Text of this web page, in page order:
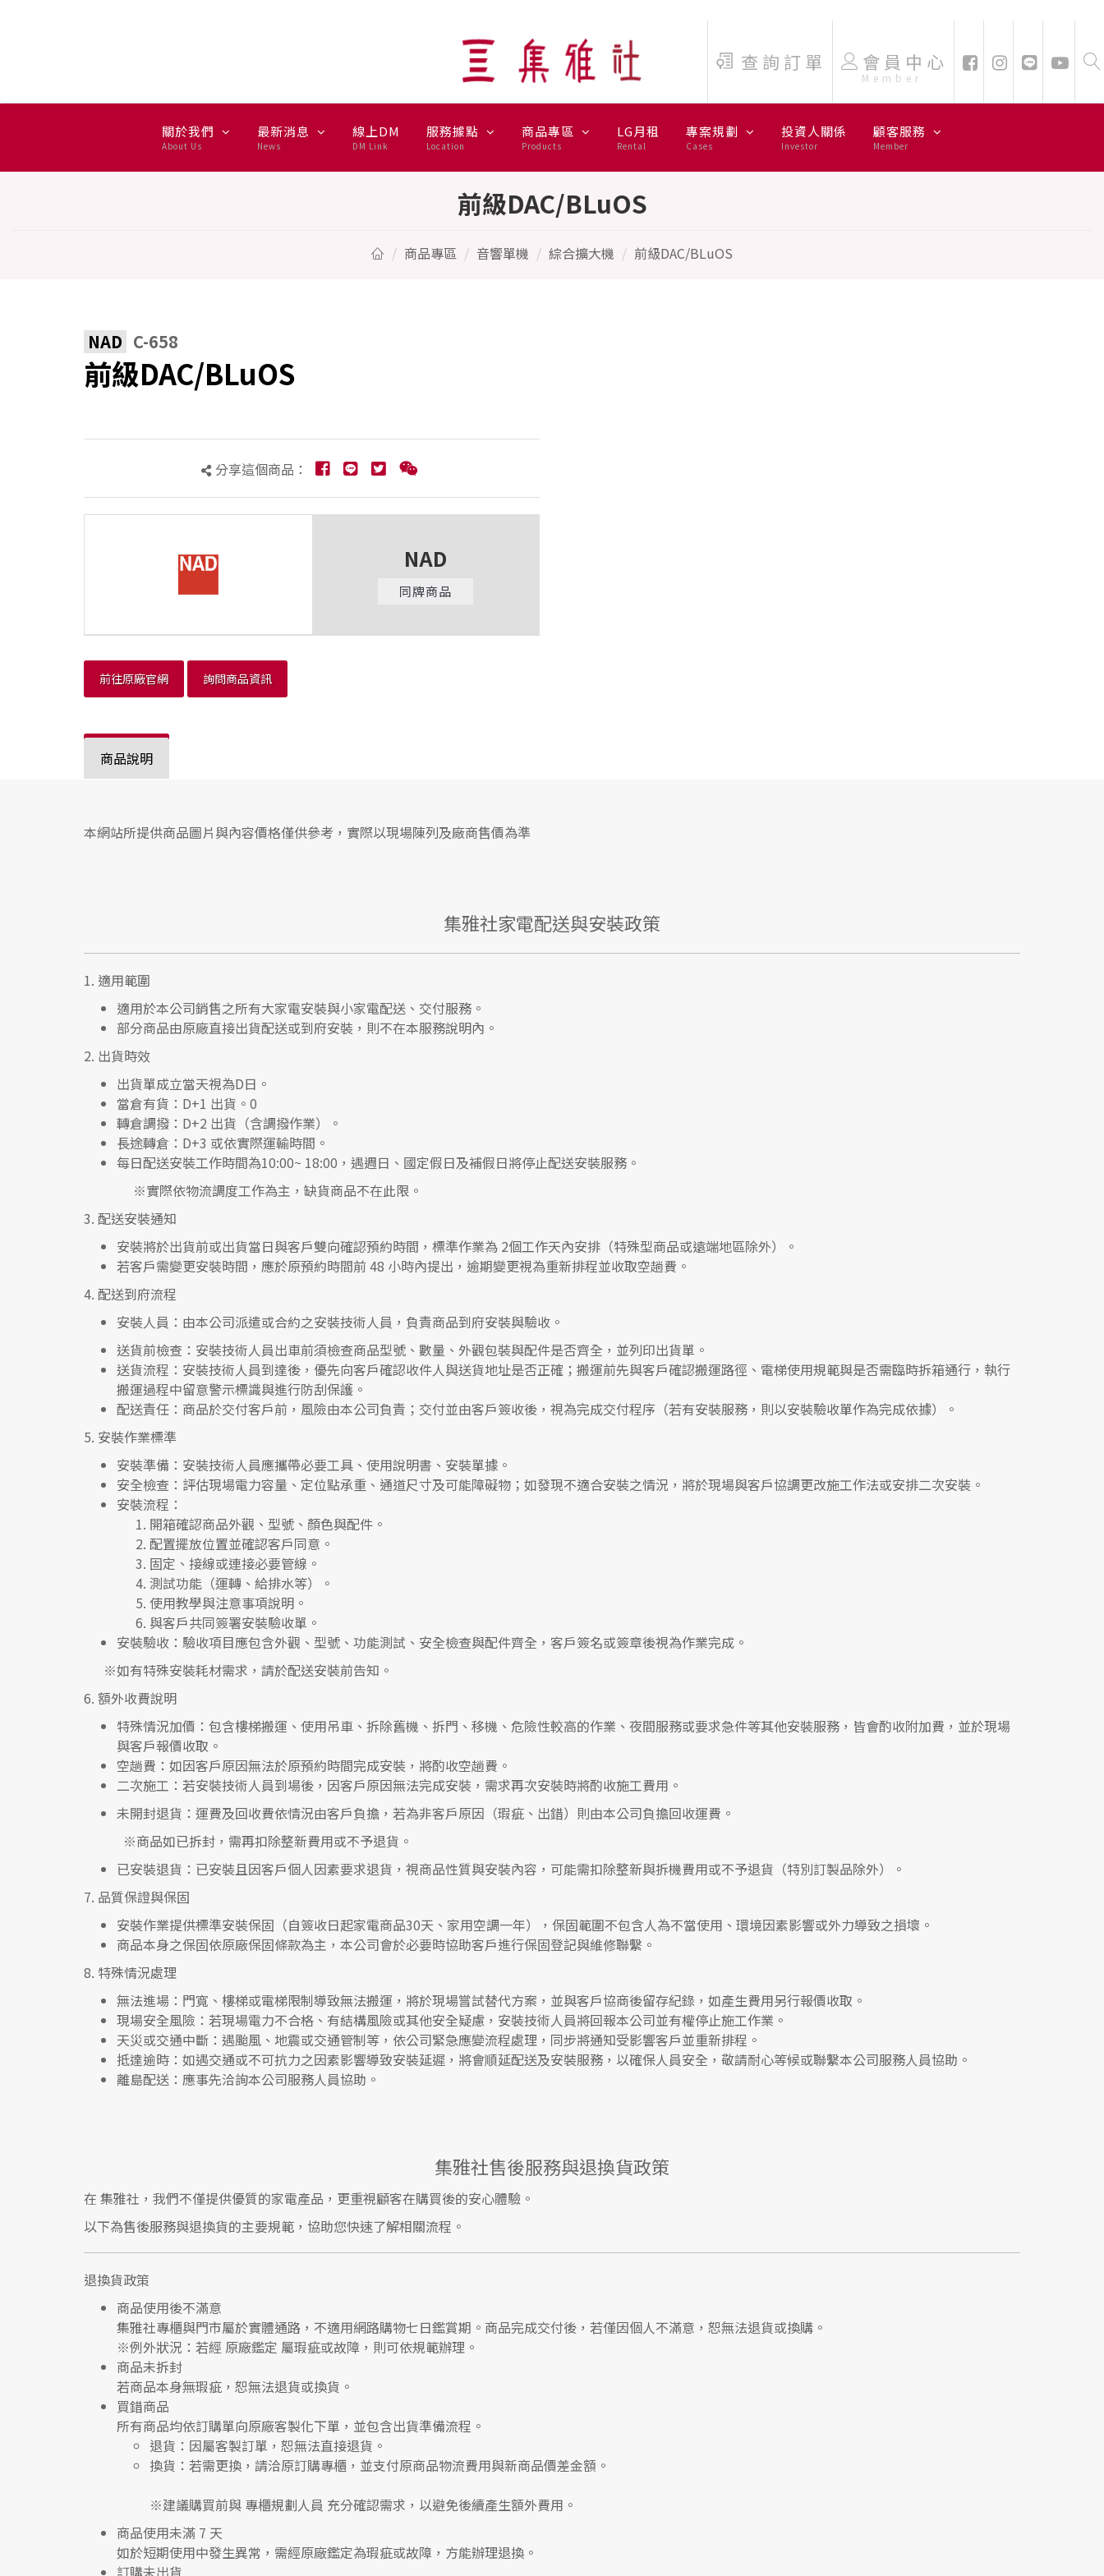
查詢訂單 會員中心
Member
關於我們
About Us
最新消息
News
線上DM
DM Link
服務據點
Location
商品專區
Products
LG月租
Rental
專案規劃
Cases
投資人關係
Investor
顧客服務
Member
前級DAC/BLuOS
商品專區 音響單機 綜合擴大機 前級DAC/BLuOS
NAD C-658
前級DAC/BLuOS
分享這個商品：
NAD
同牌商品
前往原廠官網 詢問商品資訊
商品說明
本網站所提供商品圖片與內容價格僅供參考，實際以現場陳列及廠商售價為準
集雅社家電配送與安裝政策
1. 適用範圍
適用於本公司銷售之所有大家電安裝與小家電配送、交付服務。
部分商品由原廠直接出貨配送或到府安裝，則不在本服務說明內。
2. 出貨時效
出貨單成立當天視為D日。
當倉有貨： D+1 出貨。0
轉倉調撥： D+2 出貨（含調撥作業）。
長途轉倉： D+3 或依實際運輸時間。
每日配送安裝工作時間為10:00~ 18:00，遇週日、國定假日及補假日將停止配送安裝服務。
※實際依物流調度工作為主，缺貨商品不在此限。
3. 配送安裝通知
安裝將於出貨前或出貨當日與客戶雙向確認預約時間，標準作業為 2個工作天內安排（特殊型商品或遠端地區除外）。
若客戶需變更安裝時間，應於原預約時間前 48 小時內提出，逾期變更視為重新排程並收取空趟費。
4. 配送到府流程
安裝人員 ：由本公司派遣或合約之安裝技術人員，負責商品到府安裝與驗收。
送貨前檢查 ：安裝技術人員出車前須檢查商品型號、數量、外觀包裝與配件是否齊全，並列印出貨單。
送貨流程 ：安裝技術人員到達後，優先向客戶確認收件人與送貨地址是否正確；搬運前先與客戶確認搬運路徑、電梯使用規範與是否需臨時拆箱通行，執行
搬運過程中留意警示標識與進行防刮保護。
配送責任 ：商品於交付客戶前，風險由本公司負責；交付並由客戶簽收後，視為完成交付程序（若有安裝服務，則以安裝驗收單作為完成依據）。
5. 安裝作業標準
安裝準備 ：安裝技術人員應攜帶必要工具、使用說明書、安裝單據。
安全檢查 ：評估現場電力容量、定位點承重、通道尺寸及可能障礙物；如發現不適合安裝之情況，將於現場與客戶協調更改施工作法或安排二次安裝。
安裝流程 ：
開箱確認商品外觀、型號、顏色與配件。
配置擺放位置並確認客戶同意。
固定、接線或連接必要管線。
測試功能（運轉、給排水等）。
使用教學與注意事項說明。
與客戶共同簽署安裝驗收單。
安裝驗收 ：驗收項目應包含外觀、型號、功能測試、安全檢查與配件齊全，客戶簽名或簽章後視為作業完成。
※如有特殊安裝耗材需求，請於配送安裝前告知。
6. 額外收費說明
特殊情況加價 ：包含樓梯搬運、使用吊車、拆除舊機、拆門、移機、危險性較高的作業、夜間服務或要求急件等其他安裝服務，皆會酌收附加費，並於現場
與客戶報價收取。
空趟費 ：如因客戶原因無法於原預約時間完成安裝，將酌收空趟費。
二次施工 ：若安裝技術人員到場後，因客戶原因無法完成安裝，需求再次安裝時將酌收施工費用。
未開封退貨 ：運費及回收費依情況由客戶負擔，若為非客戶原因（瑕疵、出錯）則由本公司負擔回收運費。
※商品如已拆封，需再扣除整新費用或不予退貨。
已安裝退貨 ：已安裝且因客戶個人因素要求退貨，視商品性質與安裝內容，可能需扣除整新與拆機費用或不予退貨（特別訂製品除外）。
7. 品質保證與保固
安裝作業提供標準安裝保固（自簽收日起家電商品30天、家用空調一年），保固範圍不包含人為不當使用、環境因素影響或外力導致之損壞。
商品本身之保固依原廠保固條款為主，本公司會於必要時協助客戶進行保固登記與維修聯繫。
8. 特殊情況處理
無法進場 ：門寬、樓梯或電梯限制導致無法搬運，將於現場嘗試替代方案，並與客戶協商後留存紀錄，如產生費用另行報價收取。
現場安全風險 ： 若現場電力不合格、有結構風險或其他安全疑慮，安裝技術人員將回報本公司並有權停止施工作業。
天災或交通中斷 ：遇颱風、地震或交通管制等，依公司緊急應變流程處理，同步將通知受影響客戶並重新排程。
抵達逾時 ：如遇交通或不可抗力之因素影響導致安裝延遲，將會順延配送及安裝服務，以確保人員安全，敬請耐心等候或聯繫本公司服務人員協助。
離島配送 ：應事先洽詢本公司服務人員協助。
集雅社售後服務與退換貨政策
在 集雅社 ，我們不僅提供優質的家電產品，更重視顧客在購買後的安心體驗。
以下為售後服務與退換貨的主要規範，協助您快速了解相關流程。
退換貨政策
商品使用後不滿意
集雅社專櫃與門市屬於實體通路，不適用網路購物七日鑑賞期 。商品完成交付後，若僅因個人不滿意，恕無法退貨或換購。
※例外狀況：若經 原廠鑑定 屬瑕疵或故障，則可依規範辦理。
商品未拆封
若商品本身無瑕疵，恕無法退貨或換貨。
買錯商品
所有商品均依訂購單向原廠客製化下單 ，並包含出貨準備流程。
退貨 ：因屬客製訂單，恕無法直接退貨。
換貨 ：若需更換，請洽原訂購專櫃，並支付原商品物流費用與新商品價差金額 。
※建議購買前與 專櫃規劃人員 充分確認需求，以避免後續產生額外費用。
商品使用未滿 7 天
如於短期使用中發生異常，需經原廠鑑定為瑕疵或故障，方能辦理退換。
訂購未出貨